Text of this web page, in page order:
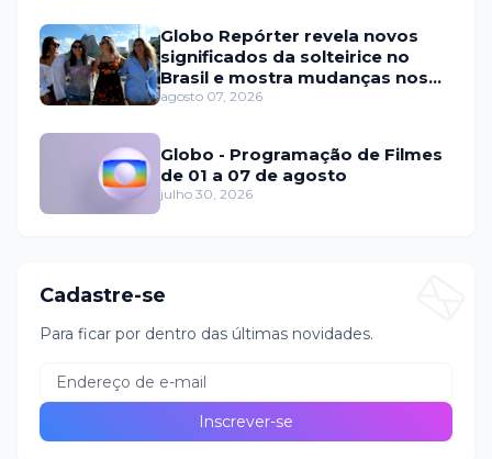
Globo Repórter revela novos
significados da solteirice no
Brasil e mostra mudanças nos
relacionamentos
agosto 07, 2026
Globo - Programação de Filmes
de 01 a 07 de agosto
julho 30, 2026
Cadastre-se
Para ficar por dentro das últimas novidades.